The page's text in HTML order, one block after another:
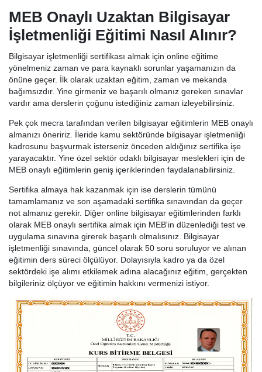
MEB Onaylı Uzaktan Bilgisayar
İşletmenliği Eğitimi Nasıl Alınır?
Bilgisayar işletmenliği sertifikası almak için online eğitime
yönelmeniz zaman ve para kaynaklı sorunlar yaşamanızın da
önüne geçer. İlk olarak uzaktan eğitim, zaman ve mekanda
bağımsızdır. Yine girmeniz ve başarılı olmanız gereken sınavlar
vardır ama derslerin çoğunu istediğiniz zaman izleyebilirsiniz.
Pek çok mecra tarafından verilen bilgisayar eğitimlerin MEB onaylı
almanızı öneririz. İleride kamu sektöründe bilgisayar işletmenliği
kadrosunu başvurmak isterseniz önceden aldığınız sertifika işe
yarayacaktır. Yine özel sektör odaklı bilgisayar meslekleri için de
MEB onaylı eğitimlerin geniş içeriklerinden faydalanabilirsiniz.
Sertifika almaya hak kazanmak için ise derslerin tümünü
tamamlamanız ve son aşamadaki sertifika sınavından da geçer
not almanız gerekir. Diğer online bilgisayar eğitimlerinden farklı
olarak MEB onaylı sertifika almak için MEB'in düzenlediği test ve
uygulama sınavına girerek başarılı olmalısınız. Bilgisayar
işletmenliği sınavında, güncel olarak 50 soru soruluyor ve alınan
eğitimin ders süreci ölçülüyor. Dolayısıyla kadro ya da özel
sektördeki işe alımı etkilemek adına alacağınız eğitim, gerçekten
bilgileriniz ölçüyor ve eğitimin hakkını vermenizi istiyor.